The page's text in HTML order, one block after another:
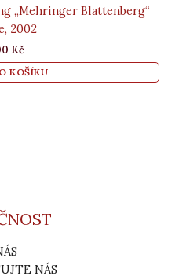
„Mehringer Blattenberg“
2002
Kč
KOŠÍKU
NÁS